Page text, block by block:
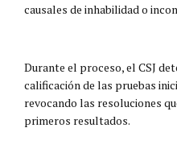
causales de inhabilidad o
Durante el proceso, el CSJ
calificación de las pruebas
revocando las resoluciones
primeros resultados.